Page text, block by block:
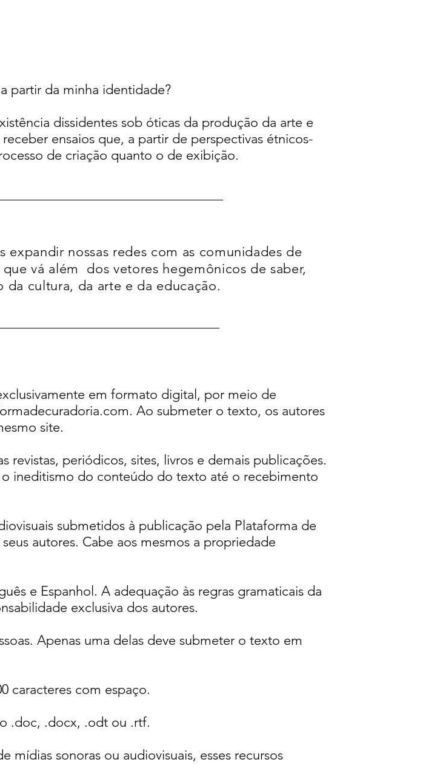
partir da minha identidade?
dissidentes sob óticas da produção da arte e
ensaios que, a partir de perspectivas étnicos-
de criação quanto o de exibição.
nossas redes com as comunidades de
vá além dos vetores hegemônicos de saber,
cultura, da arte e da educação.
em formato digital, por meio de
. Ao submeter o texto, os autores
site.
revistas, periódicos, sites, livros e demais publicações.
o ineditismo do conteúdo do texto até o recebimento
submetidos à publicação pela Plataforma de
autores. Cabe aos mesmos a propriedade
e Espanhol. A adequação às regras gramaticais da
exclusiva dos autores.
Apenas uma delas deve submeter o texto em
caracteres com espaço.
.doc, .docx, .odt ou .rtf.
mídias sonoras ou audiovisuais, esses recursos